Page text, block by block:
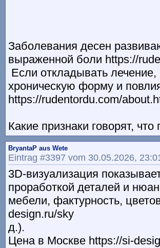
Заболевания десен
выраженной боли https://
Если откладывать
хроническую форму и
https://rudentordu.com/
Какие признаки говорят,
BryantaP aus Wete
Eintrag #3397 vom 30.05.2026,
3D-визуализация
проработкой деталей и
мебели, фактурность,
design.ru/sky
д.).
Цена в Москве https://si-